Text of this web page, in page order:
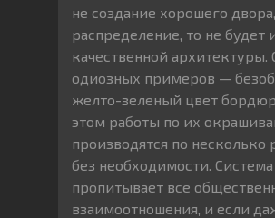
не создание хорошего
распределение, то не будет
качественной архитектуры.
одиозных примеров —
желто-зеленый цвет
этом работы по их
производятся по несколько
без необходимости. Система
пропитывает все
взаимоотношения, и если